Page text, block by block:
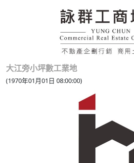
大江旁小坪數工業地
(1970年01月01日 08:00:00)